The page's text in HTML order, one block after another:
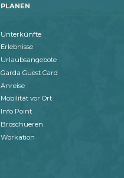
PLANEN
Unterkünfte
Erlebnisse
Urlaubsangebote
Garda Guest Card
Anreise
Mobilität vor Ort
Info Point
Broschueren
Workation